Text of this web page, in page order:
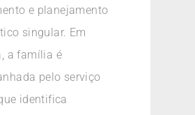
e planejamento
singular. Em
a família é
pelo serviço
identifica